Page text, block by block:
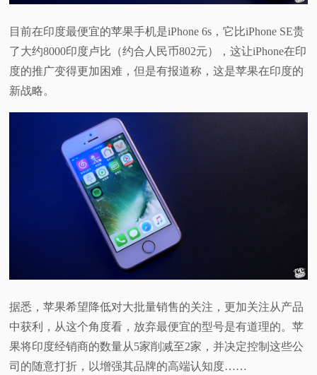
科
体
验
目前在印度最便宜的苹果手机是iPhone 6s，它比iPhone SE贵
了大约8000印度卢比（约合人民币802元），这让iPhone在印
度的推广变得更加困难，但是有报道称，这是苹果在印度的
新战略。
据悉，苹果希望降低对大批量销售的关注，更加关注从产品
中获利，从这个角度看，放弃最便宜的型号是有道理的。苹
果将印度经销商的数量从5家削减至2家，并决定控制这些公
司的随意打折，以增强其品牌的高端认知度……